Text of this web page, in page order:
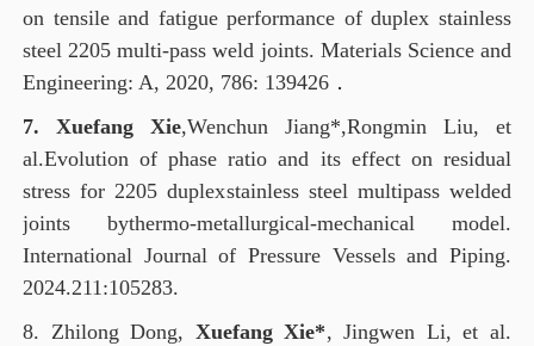
on tensile and fatigue performance of duplex stainless
steel 2205 multi-pass weld joints. Materials Science and
Engineering: A, 2020, 786: 139426．
7. Xuefang Xie,Wenchun Jiang*,Rongmin Liu, et
al.Evolution of phase ratio and its effect on residual
stress for 2205 duplexstainless steel multipass welded
joints bythermo-metallurgical-mechanical model.
International Journal of Pressure Vessels and Piping.
2024.211:105283.
8. Zhilong Dong, Xuefang Xie*, Jingwen Li, et al.